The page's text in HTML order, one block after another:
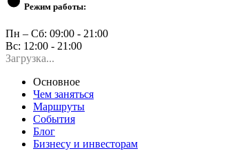
Режим работы:
Пн – Сб: 09:00 - 21:00
Вс: 12:00 - 21:00
Загрузка...
Основное
Чем заняться
Маршруты
События
Блог
Бизнесу и инвесторам